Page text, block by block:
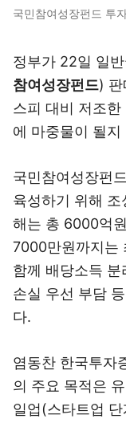
국민참여성장펀드 투
정부가 22일 일
참여성장펀드) 판
스피 대비 저조
에 마중물이 될지
국민참여성장펀
육성하기 위해
해는 총 6000억
7000만원까지는
함께 배당소득
손실 우선 부담
다.
염동찬 한국투자
의 주요 목적은
일업(스타트업